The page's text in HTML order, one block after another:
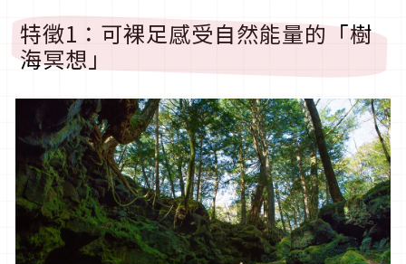
特徵1：可裸足感受自然能量的「樹
海冥想」